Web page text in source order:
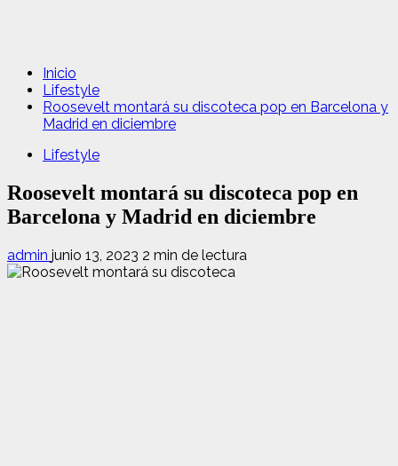
Inicio
Lifestyle
Roosevelt montará su discoteca pop en Barcelona y
Madrid en diciembre
Lifestyle
Roosevelt montará su discoteca pop en
Barcelona y Madrid en diciembre
admin junio 13, 2023 2 min de lectura